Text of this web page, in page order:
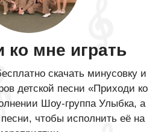
ко мне играть
скачать минусовку и
детской песни «Приходи ко
Шоу-группа Улыбка, а
песни, чтобы исполнить её на